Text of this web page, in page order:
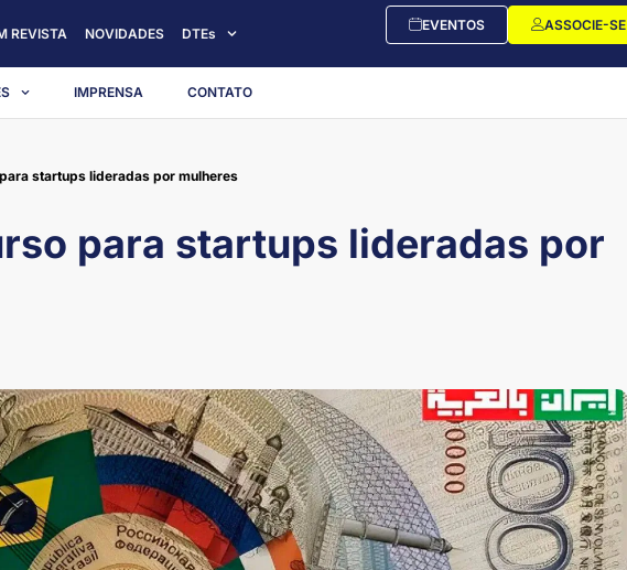
REVISTA NOVIDADES DTEs
EVENTOS ASSOCIE-SE
IMPRENSA CONTATO
startups lideradas por mulheres
para startups lideradas por